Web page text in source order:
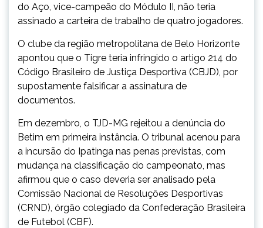
do Aço, vice-campeão do Módulo II, não teria
assinado a carteira de trabalho de quatro jogadores.
O clube da região metropolitana de Belo Horizonte
apontou que o Tigre teria infringido o artigo 214 do
Código Brasileiro de Justiça Desportiva (CBJD), por
supostamente falsificar a assinatura de
documentos.
Em dezembro, o TJD-MG rejeitou a denúncia do
Betim em primeira instância. O tribunal acenou para
a incursão do Ipatinga nas penas previstas, com
mudança na classificação do campeonato, mas
afirmou que o caso deveria ser analisado pela
Comissão Nacional de Resoluções Desportivas
(CRND), órgão colegiado da Confederação Brasileira
de Futebol (CBF).